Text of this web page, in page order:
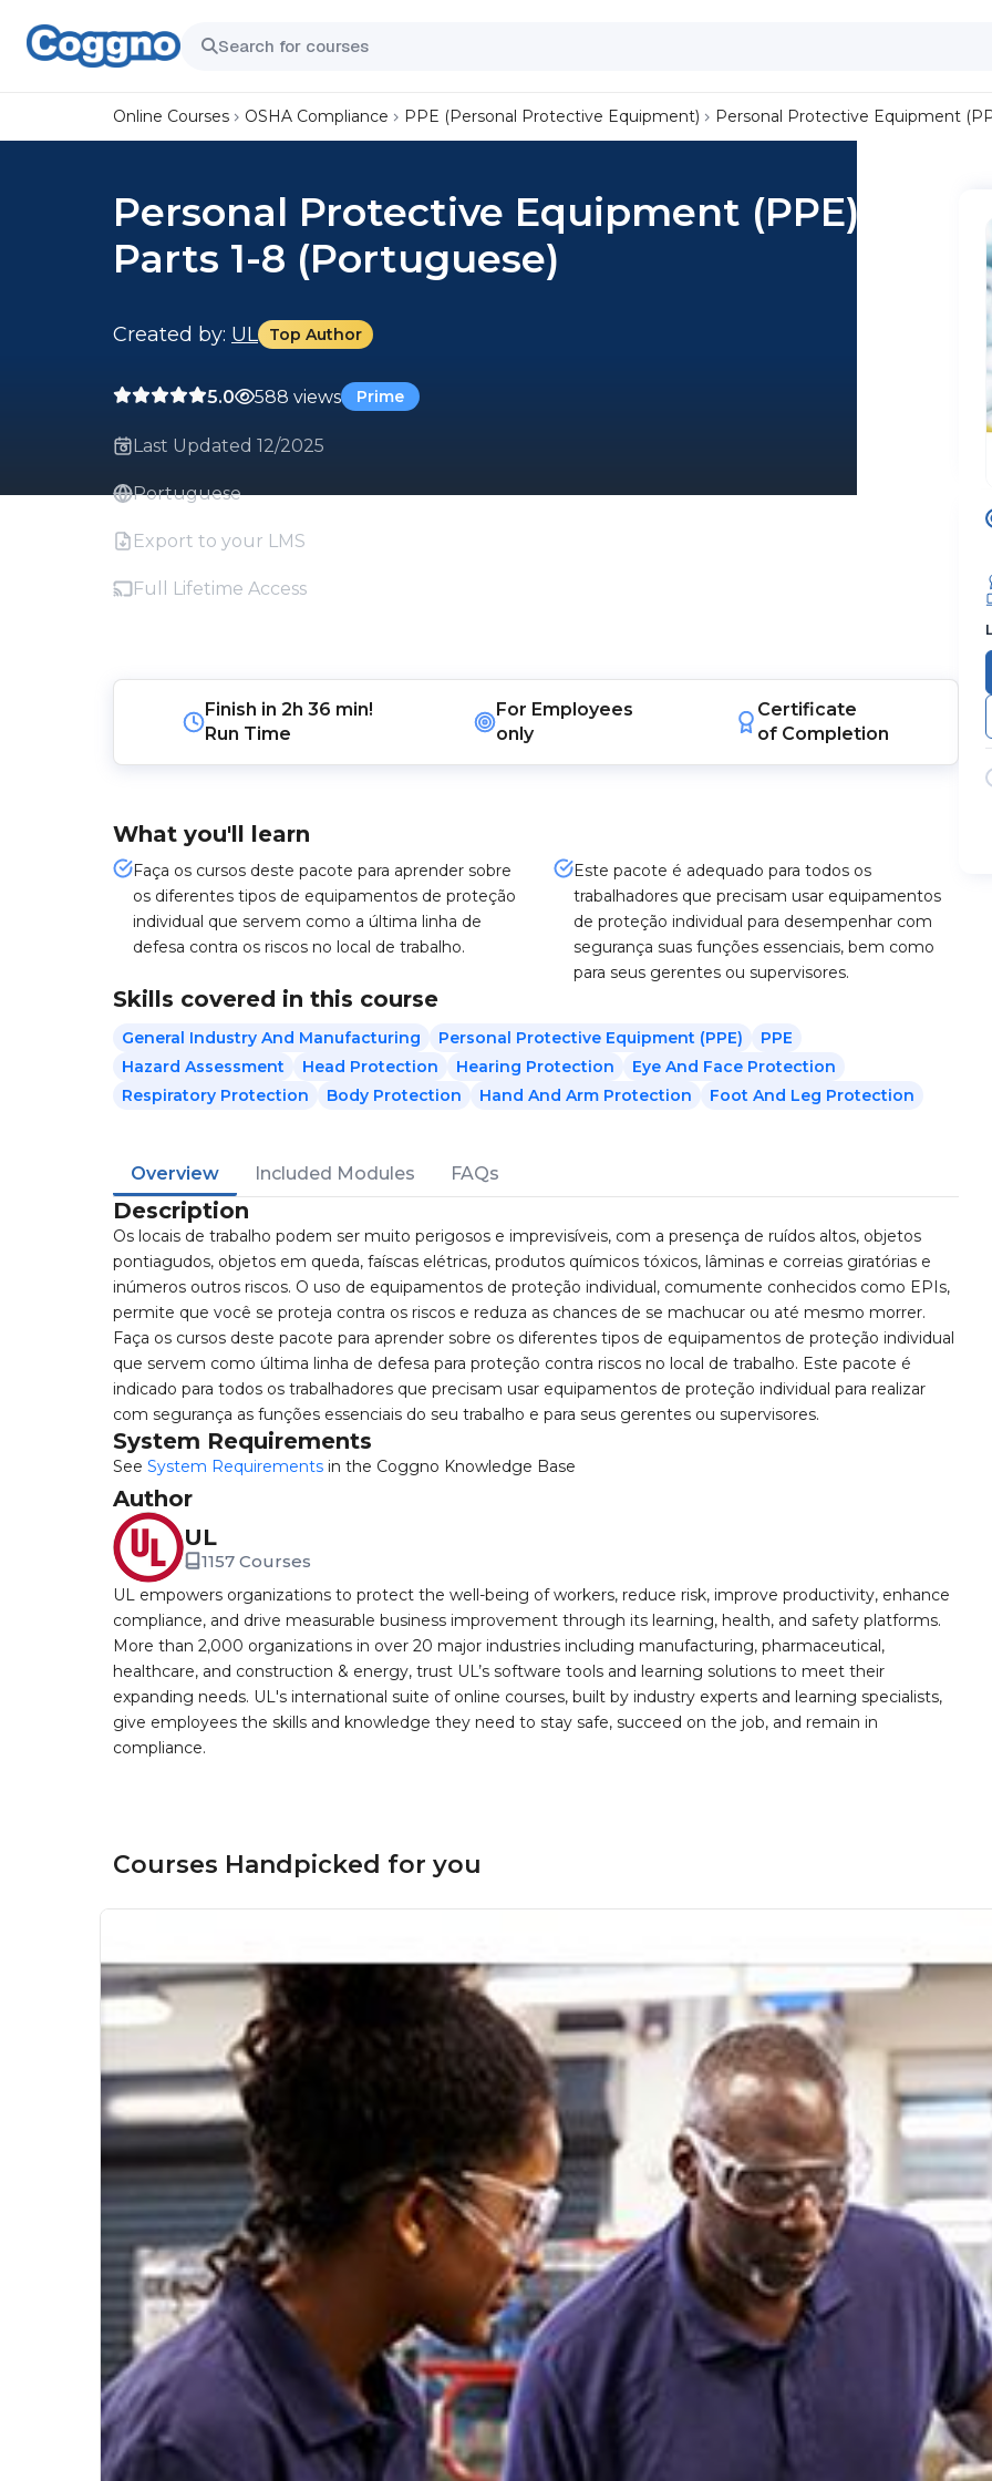
Online Courses OSHA Compliance PPE (Personal Protective Equipment) Personal Protective Equipment
Personal Protective Equipment (PPE),
Parts 1-8 (Portuguese)
Created by: UL Top Author
5.0 588 views Prime
Last Updated 12/2025
Portuguese
Export to your LMS
Full Lifetime Access
Finish in 2h 36 min!
Run Time
For Employees
only
Certificate
of Completion
What you'll learn
Faça os cursos deste pacote para aprender sobre
os diferentes tipos de equipamentos de proteção
individual que servem como a última linha de
defesa contra os riscos no local de trabalho.
Este pacote é adequado para todos os
trabalhadores que precisam usar equipamentos
de proteção individual para desempenhar com
segurança suas funções essenciais, bem como
para seus gerentes ou supervisores.
Skills covered in this course
General Industry And Manufacturing Personal Protective Equipment (PPE)
PPE
Hazard Assessment
Head Protection Hearing Protection
Eye And Face Protection
Respiratory Protection
Body Protection Hand And Arm Protection Foot And Leg Protection
Overview Included Modules FAQs
Description
Os locais de trabalho podem ser muito perigosos e imprevisíveis, com a presença de ruídos altos, objetos
pontiagudos, objetos em queda, faíscas elétricas, produtos químicos tóxicos, lâminas e correias giratórias e
inúmeros outros riscos. O uso de equipamentos de proteção individual, comumente conhecidos como EPIs,
permite que você se proteja contra os riscos e reduza as chances de se machucar ou até mesmo morrer.
Faça os cursos deste pacote para aprender sobre os diferentes tipos de equipamentos de proteção individual
que servem como última linha de defesa para proteção contra riscos no local de trabalho. Este pacote é
indicado para todos os trabalhadores que precisam usar equipamentos de proteção individual para realizar
com segurança as funções essenciais do seu trabalho e para seus gerentes ou supervisores.
System Requirements
See System Requirements in the Coggno Knowledge Base
Author
UL
1157 Courses
UL empowers organizations to protect the well-being of workers, reduce risk, improve productivity, enhance
compliance, and drive measurable business improvement through its learning, health, and safety platforms.
More than 2,000 organizations in over 20 major industries including manufacturing, pharmaceutical,
healthcare, and construction & energy, trust UL’s software tools and learning solutions to meet their
expanding needs. UL's international suite of online courses, built by industry experts and learning specialists,
give employees the skills and knowledge they need to stay safe, succeed on the job, and remain in
compliance.
Courses Handpicked for you